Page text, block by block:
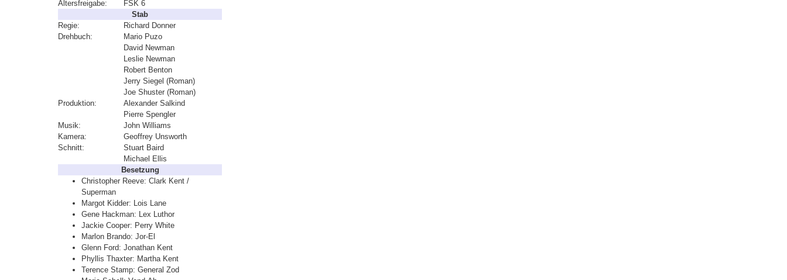
Altersfreigabe:
FSK 6
Stab
Regie:
Richard Donner
Drehbuch:
Mario Puzo
David Newman
Leslie Newman
Robert Benton
Jerry Siegel (Roman)
Joe Shuster (Roman)
Produktion:
Alexander Salkind
Pierre Spengler
Musik:
John Williams
Kamera:
Geoffrey Unsworth
Schnitt:
Stuart Baird
Michael Ellis
Besetzung
Christopher Reeve: Clark Kent /
Superman
Margot Kidder: Lois Lane
Gene Hackman: Lex Luthor
Jackie Cooper: Perry White
Marlon Brando: Jor-El
Glenn Ford: Jonathan Kent
Phyllis Thaxter: Martha Kent
Terence Stamp: General Zod